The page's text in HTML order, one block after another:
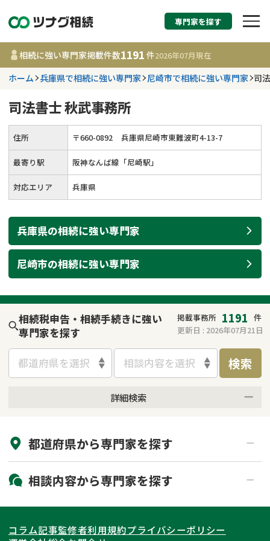
相続税申告・相続手
す
事務所 1191
件
遺言書作成・遺言執行
相続登記
遺留分侵害額請求
贈与税
相続人調査
不動産評価(相続不動
産)
費用相場
コラム
相続手続き
不動産の相続
相続登記
調査・アンケート
専門家を探す
相続に強い専門家掲載件数1191 件2026年07月現在
ホーム 兵庫県で相続に強い専門家 尼崎市で相続に強い専門家 司
司法書士 秋武事務所
住所 〒660-0892 兵庫県尼崎市東難波町4-13-7
最寄り駅 阪神なんば線「尼崎駅」
対応エリア 兵庫県
兵庫県の相続に強い専門家
尼崎市の相続に強い専門家
相続税申告・相続手続きに強い
専門家を探す
掲載事務所 1191 件
更新日 : 2026年07月21日
都道府県を選択 相談内容を選択 検索
詳細検索
初回相談無料
土日祝の相談可能
都道府県から専門家を探す
北海道・東北
北海道 青森県
関東
相談内容から専門家を探す
相続登記
遺産分割
コラム記事監修者利用規約プライバシーポリシー